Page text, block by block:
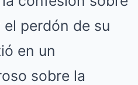
perdón de su
en un
sobre la